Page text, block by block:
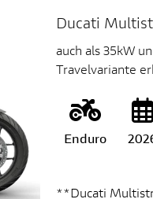
Ducati
auch als 35kW
Travelvariante
Enduro
**Ducati